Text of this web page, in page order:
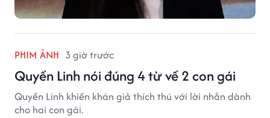
PHIM ẢNH 3 giờ trước
Quyền Linh nói đúng 4 từ về 2 con gái
Quyền Linh khiến khán giả thích thú với lời nhắn dành
cho hai con gái.